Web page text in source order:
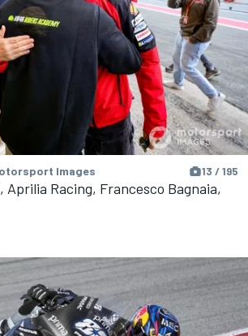
Images 13 / 195
Aprilia Racing, Francesco Bagnaia,